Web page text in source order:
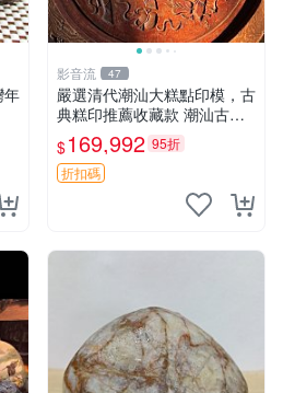
年
影音流 47
嚴選清代潮汕大糕點印模，古
典糕印推薦收藏款 潮汕古法
糕印 清代手工 精品糕模 傳統
糕點模具
$169,992 95折
折扣碼